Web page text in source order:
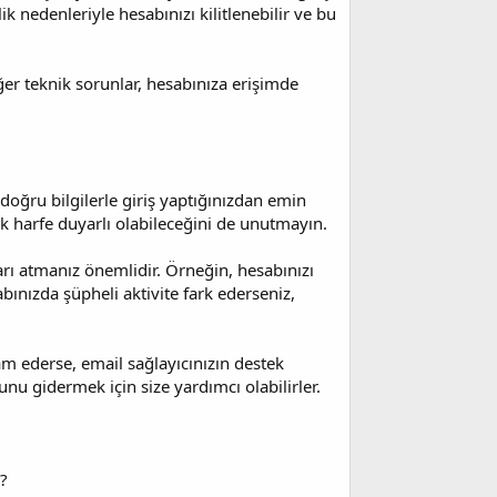
nedenleriyle hesabınızı kilitlenebilir ve bu
teknik sorunlar, hesabınıza erişimde
bilgilerle giriş yaptığınızdan emin
harfe duyarlı olabileceğini de unutmayın.
atmanız önemlidir. Örneğin, hesabınızı
şüpheli aktivite fark ederseniz,
email sağlayıcınızın destek
gidermek için size yardımcı olabilirler.